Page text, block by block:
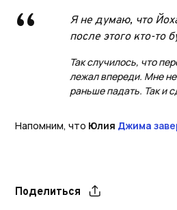
Я не думаю, что
после этого кто-то
Так случилось, что
лежал впереди. Мне
раньше падать. Так и
Напомним, что Юлия Джима
Поделиться